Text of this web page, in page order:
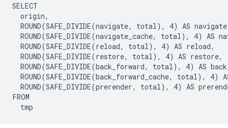
SELECT
  origin,
ROUND(SAFE_DIVIDE(navigate, total), 4) AS
ROUND(SAFE_DIVIDE(navigate_cache, total), 4) AS
  ROUND(SAFE_DIVIDE(reload, total), 4) AS reload,
  ROUND(SAFE_DIVIDE(restore, total), 4) AS restore,
ROUND(SAFE_DIVIDE(back_forward, total), 4) AS
ROUND(SAFE_DIVIDE(back_forward_cache, total), 4)
ROUND(SAFE_DIVIDE(prerender, total), 4) AS
FROM